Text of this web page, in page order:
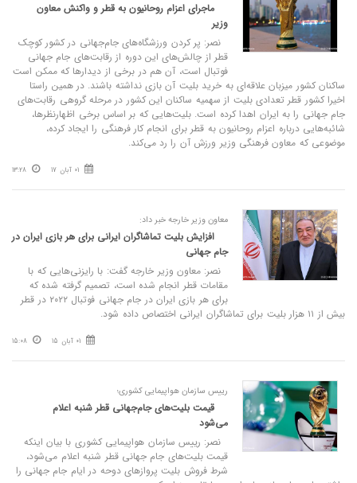
ماجرای اعزام روحانیون به قطر و واکنش معاون
وزیر
نصر: پر کردن ورزشگاه‌های جام‌جهانی در کشور کوچک
قطر از چالش‌های این دوره از رقابت‌های جام جهانی
فوتبال است، آن هم در برخی از دیدار‌ها که ممکن است
ساکنان کشور میزبان علاقه‌ای به خرید بلیت آن بازی نداشته باشند. در همین راستا
اخیرا کشور قطر تعدادی بلیت از سهمیه ساکنان این کشور در مرحله گروهی رقابت‌های
جام جهانی را به ایران اهدا کرده است. بلیت‌هایی که بر اساس برخی اظهارنظرها،
شائبه‌هایی درباره اعزام روحانیون به قطر برای انجام کار فرهنگی را ایجاد کرده،
موضوعی که معاون فرهنگی وزیر ورزش آن را رد می‌کند.
01 آبان 17 13:28
معاون وزیر خارجه خبر داد:
افزایش بلیت تماشاگران ایرانی برای هر بازی ایران در
جام جهانی
نصر: معاون وزیر خارجه گفت: با رایزنی‌هایی که با
مقامات قطر انجام شده است، تصمیم گرفته شده که
برای هر بازی ایران در جام جهانی فوتبال ۲۰۲۲ در قطر
بیش از ۱۱ هزار بلیت برای تماشاگران ایرانی اختصاص داده شود.
01 آبان 15 15:08
رییس سازمان هواپیمایی کشوری؛
قیمت بلیت‌های جام‌جهانی قطر شنبه اعلام
می‌شود
نصر: رییس سازمان هواپیمایی کشوری با بیان اینکه
قیمت بلیت‌های جام جهانی قطر شنبه اعلام می‌شود،
شرط فروش بلیت پروازهای دوحه در ایام جام جهانی را